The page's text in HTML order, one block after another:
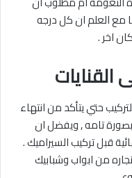
مع العلم ان كل درجه
اخر .
حتي يتأكد من انتهاء
بصورة تامه , ويفضل ان
قبل تركيب السيراميك .
من ابواب وشبابيك